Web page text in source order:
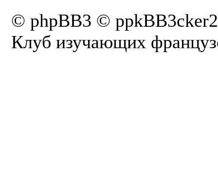
© phpBB3 ©
Клуб изучающих